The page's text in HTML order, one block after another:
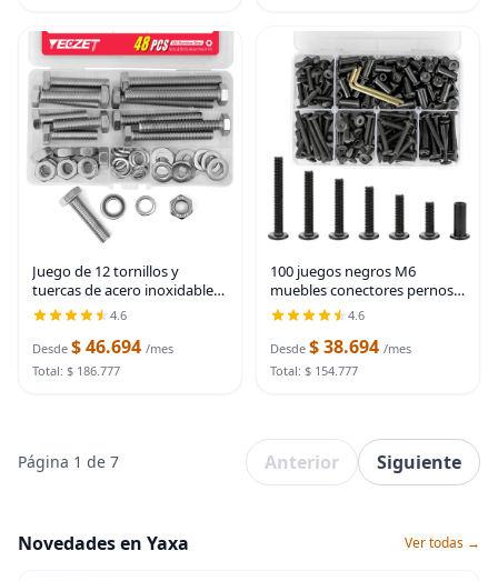
Juego de 12 tornillos y
tuercas de acero inoxidable
M10 de alta resistencia, juego
de bloqueo, acero inoxidable
304
4.6
Desde $ 46.694 /mes
Total: $ 186.777
100 juegos negros M6
muebles conectores pernos 6
tamaño tornillos de
| Black
M6x20/25/30/35/40/50mm
4.6
Desde $ 38.694 /mes
Total: $ 154.777
Página 1 de 7 Anterior Siguiente
Novedades en Yaxa Ver todas →